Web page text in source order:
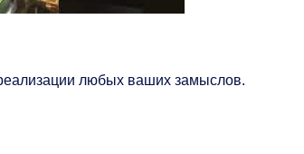
любых ваших замыслов.